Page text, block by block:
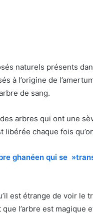
naturels présents
à l’origine de
de sang.
arbres qui ont une
chaque fois
ghanéen qui se
est étrange de voir le
l’arbre est magique